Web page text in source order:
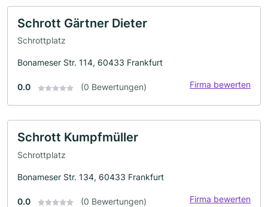
Schrott Gärtner Dieter
Schrottplatz
Bonameser Str. 114, 60433 Frankfurt
0.0 (0 Bewertungen) Firma bewerten
Schrott Kumpfmüller
Schrottplatz
Bonameser Str. 134, 60433 Frankfurt
0.0 (0 Bewertungen) Firma bewerten